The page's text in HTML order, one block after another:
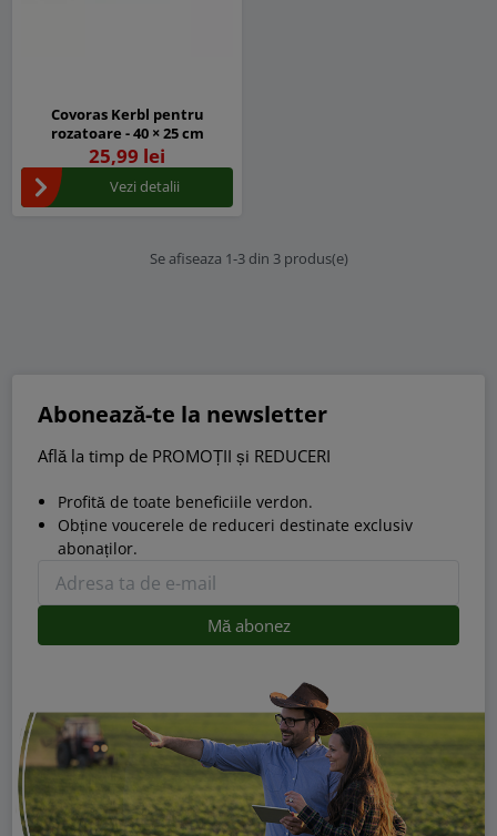
Covoras Kerbl pentru
rozatoare - 40 × 25 cm
25,99 lei
Vezi detalii
Se afiseaza 1-3 din 3 produs(e)
Abonează-te la newsletter
Află la timp de PROMOȚII și REDUCERI
Profită de toate beneficiile verdon.
Obține voucerele de reduceri destinate exclusiv
abonaților.